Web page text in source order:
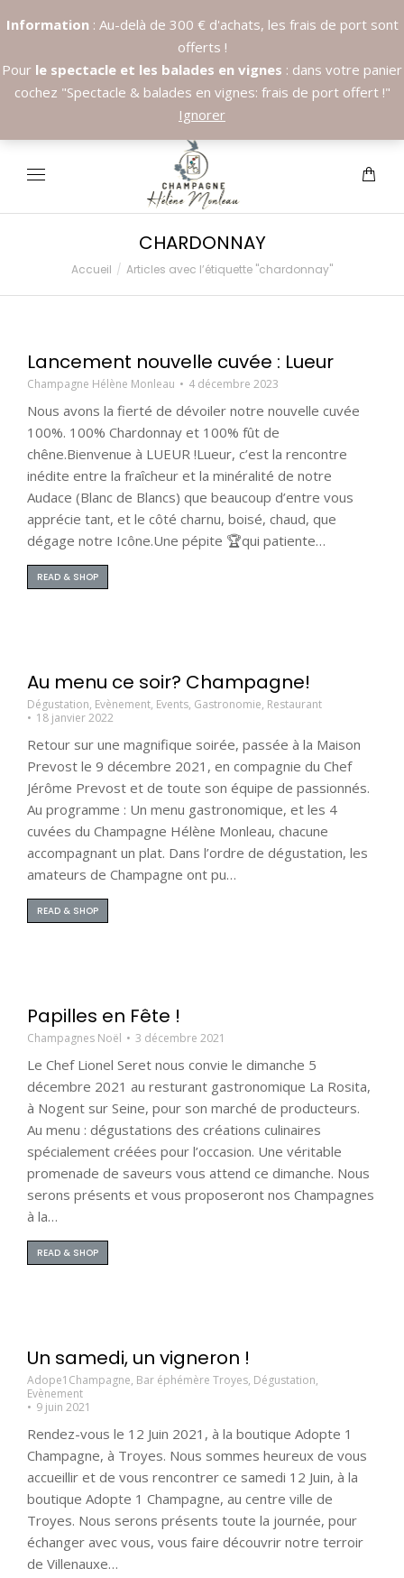
Information: Au-delà de 300 € d'achats, les frais de port sont
offerts !
Pour le spectacle et les balades en vignes : dans votre panier
cochez "Spectacle & balades en vignes: frais de port offert !"
Ignorer
Appelez nous: +33.6.89.37.09.03
CHARDONNAY
Vous êtes ici :
Accueil Articles avec l’étiquette "chardonnay"
Lancement nouvelle cuvée : Lueur
Champagne Hélène Monleau 4 décembre 2023
Nous avons la fierté de dévoiler notre nouvelle cuvée
100%. 100% Chardonnay et 100% fût de
chêne.Bienvenue à LUEUR !Lueur, c’est la rencontre
inédite entre la fraîcheur et la minéralité de notre
Audace (Blanc de Blancs) que beaucoup d’entre vous
apprécie tant, et le côté charnu, boisé, chaud, que
dégage notre Icône.Une pépite 🏆qui patiente…
READ & SHOP
Au menu ce soir? Champagne!
Dégustation, Evènement, Events, Gastronomie, Restaurant
18 janvier 2022
Retour sur une magnifique soirée, passée à la Maison
Prevost le 9 décembre 2021, en compagnie du Chef
Jérôme Prevost et de toute son équipe de passionnés.
Au programme : Un menu gastronomique, et les 4
cuvées du Champagne Hélène Monleau, chacune
accompagnant un plat. Dans l’ordre de dégustation, les
amateurs de Champagne ont pu…
READ & SHOP
Papilles en Fête !
Champagnes Noël 3 décembre 2021
Le Chef Lionel Seret nous convie le dimanche 5
décembre 2021 au resturant gastronomique La Rosita,
à Nogent sur Seine, pour son marché de producteurs.
Au menu : dégustations des créations culinaires
spécialement créées pour l’occasion. Une véritable
promenade de saveurs vous attend ce dimanche. Nous
serons présents et vous proposeront nos Champagnes
à la…
READ & SHOP
Un samedi, un vigneron !
Adope1Champagne, Bar éphémère Troyes, Dégustation,
Evènement
9 juin 2021
Rendez-vous le 12 Juin 2021, à la boutique Adopte 1
Champagne, à Troyes. Nous sommes heureux de vous
accueillir et de vous rencontrer ce samedi 12 Juin, à la
boutique Adopte 1 Champagne, au centre ville de
Troyes. Nous serons présents toute la journée, pour
échanger avec vous, vous faire découvrir notre terroir
de Villenauxe…